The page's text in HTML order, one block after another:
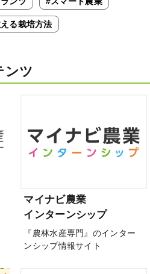
る栽培方法
ンツ
マイナビ農業
インターンシップ
『農林水産専門』のインター
ンシップ情報サイト